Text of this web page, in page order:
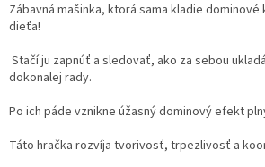
Zábavná mašinka, ktorá sama kladie
dieťa!
Stačí ju zapnúť a sledovať, ako za sebou
dokonalej rady.
Po ich páde vznikne úžasný dominový efekt
Táto hračka rozvíja tvorivosť, trpezlivosť a